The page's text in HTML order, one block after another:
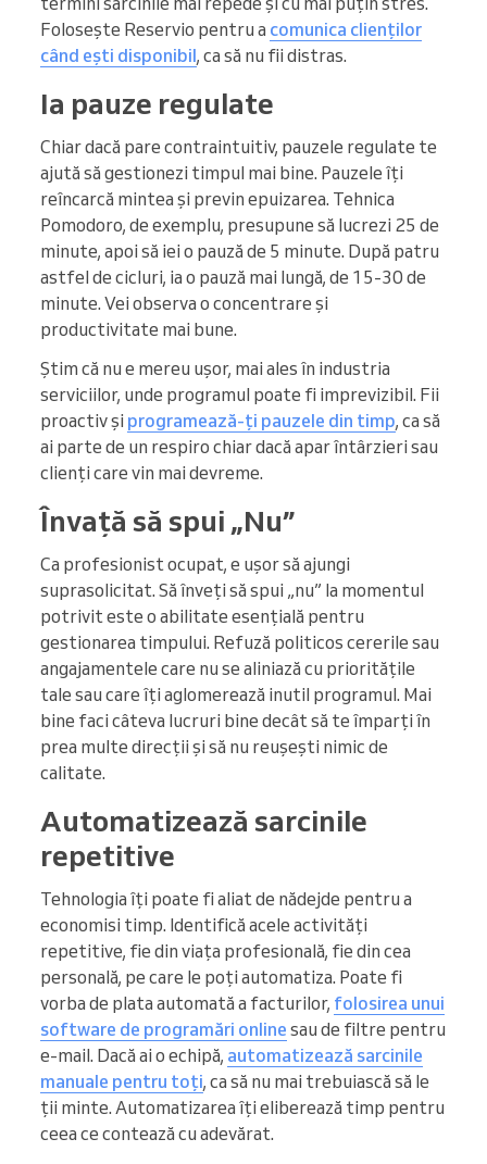
Folosește Reservio pentru a comunica clienților
când ești disponibil, ca să nu fii distras.
Ia pauze regulate
Chiar dacă pare contraintuitiv, pauzele regulate te
ajută să gestionezi timpul mai bine. Pauzele îți
reîncarcă mintea și previn epuizarea. Tehnica
Pomodoro, de exemplu, presupune să lucrezi 25 de
minute, apoi să iei o pauză de 5 minute. După patru
astfel de cicluri, ia o pauză mai lungă, de 15-30 de
minute. Vei observa o concentrare și
productivitate mai bune.
Știm că nu e mereu ușor, mai ales în industria
serviciilor, unde programul poate fi imprevizibil. Fii
proactiv și programează-ți pauzele din timp, ca să
ai parte de un respiro chiar dacă apar întârzieri sau
clienți care vin mai devreme.
Învață să spui „Nu”
Ca profesionist ocupat, e ușor să ajungi
suprasolicitat. Să înveți să spui „nu” la momentul
potrivit este o abilitate esențială pentru
gestionarea timpului. Refuză politicos cererile sau
angajamentele care nu se aliniază cu prioritățile
tale sau care îți aglomerează inutil programul. Mai
bine faci câteva lucruri bine decât să te împarți în
prea multe direcții și să nu reușești nimic de
calitate.
Automatizează sarcinile
repetitive
Tehnologia îți poate fi aliat de nădejde pentru a
economisi timp. Identifică acele activități
repetitive, fie din viața profesională, fie din cea
personală, pe care le poți automatiza. Poate fi
vorba de plata automată a facturilor, folosirea unui
software de programări online sau de filtre pentru
e-mail. Dacă ai o echipă, automatizează sarcinile
manuale pentru toți, ca să nu mai trebuiască să le
ții minte. Automatizarea îți eliberează timp pentru
ceea ce contează cu adevărat.